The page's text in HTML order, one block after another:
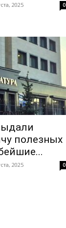
2025 0
полезных
2025 0